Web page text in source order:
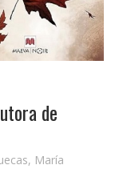
de
, María